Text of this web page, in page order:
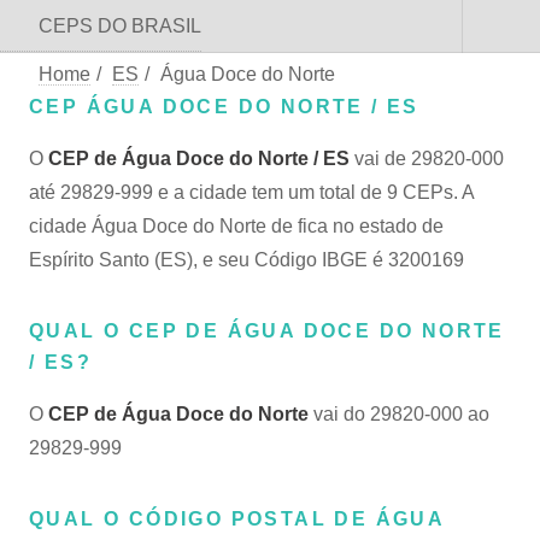
CEPS DO BRASIL
Home / ES / Água Doce do Norte
CEP ÁGUA DOCE DO NORTE / ES
O CEP de Água Doce do Norte / ES vai de 29820-000
até 29829-999 e a cidade tem um total de 9 CEPs. A
cidade Água Doce do Norte de fica no estado de
Espírito Santo (ES), e seu Código IBGE é 3200169
QUAL O CEP DE ÁGUA DOCE DO NORTE
/ ES?
O CEP de Água Doce do Norte vai do 29820-000 ao
29829-999
QUAL O CÓDIGO POSTAL DE ÁGUA